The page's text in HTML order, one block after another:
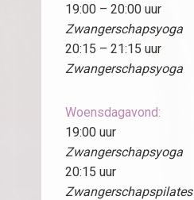
19:00 – 20:00 uur
Zwangerschapsyoga
20:15 – 21:15 uur
Zwangerschapsyoga
Woensdagavond:
19:00 uur
Zwangerschapsyoga
20:15 uur
Zwangerschapspilates